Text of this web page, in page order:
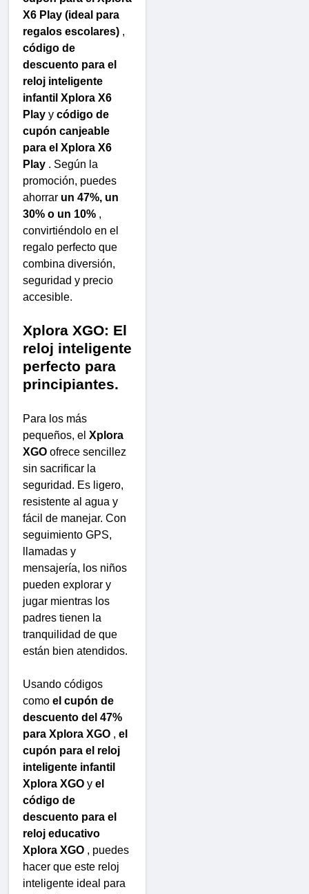
X6 Play (ideal para
regalos escolares) ,
código de
descuento para el
reloj inteligente
infantil Xplora X6
Play y código de
cupón canjeable
para el Xplora X6
Play . Según la
promoción, puedes
ahorrar un 47%, un
30% o un 10% ,
convirtiéndolo en el
regalo perfecto que
combina diversión,
seguridad y precio
accesible.
Xplora XGO: El
reloj inteligente
perfecto para
principiantes.
Para los más
pequeños, el Xplora
XGO ofrece sencillez
sin sacrificar la
seguridad. Es ligero,
resistente al agua y
fácil de manejar. Con
seguimiento GPS,
llamadas y
mensajería, los niños
pueden explorar y
jugar mientras los
padres tienen la
tranquilidad de que
están bien atendidos.
Usando códigos
como el cupón de
descuento del 47%
para Xplora XGO , el
cupón para el reloj
inteligente infantil
Xplora XGO y el
código de
descuento para el
reloj educativo
Xplora XGO , puedes
hacer que este reloj
inteligente ideal para